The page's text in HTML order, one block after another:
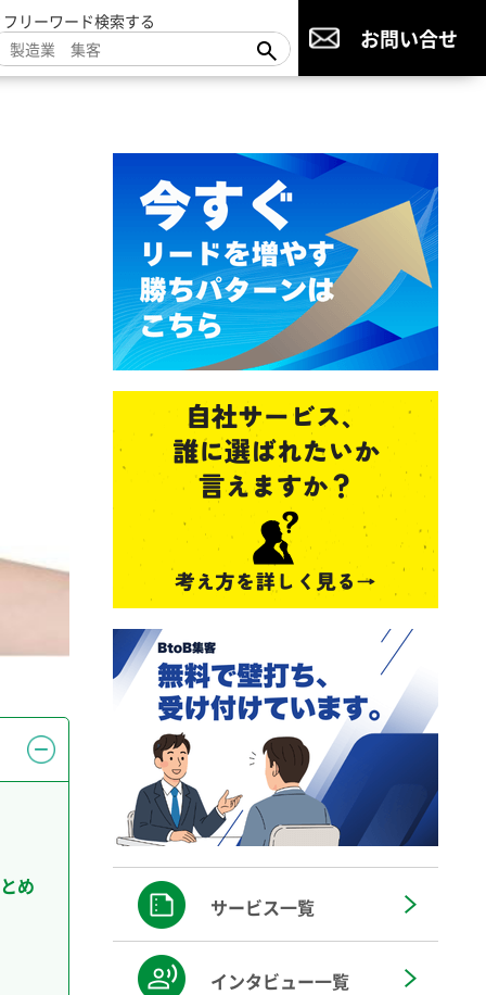
リーワード検索する
お問い合せ
め
サービス一覧
インタビュー一覧